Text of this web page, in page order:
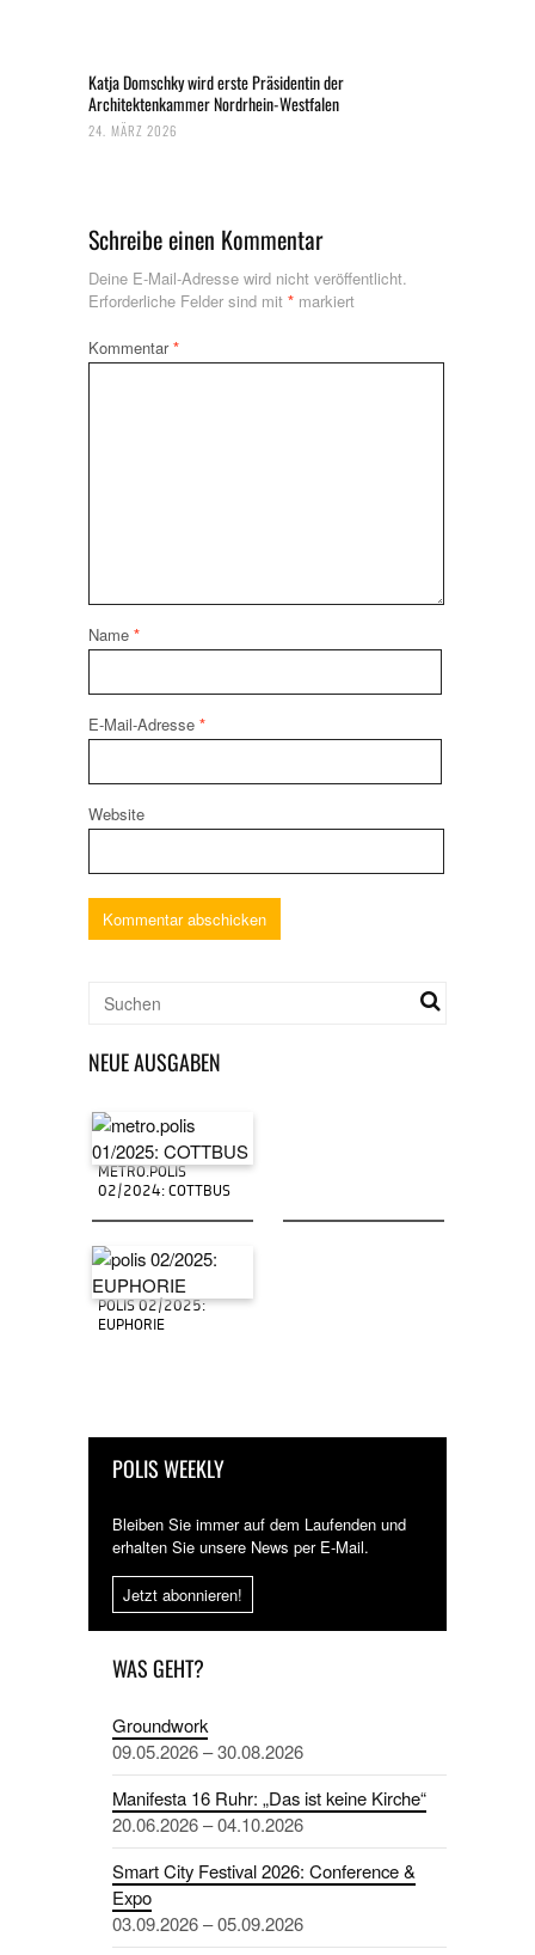
Katja Domschky wird erste Präsidentin der
Architektenkammer Nordrhein-Westfalen
24. MÄRZ 2026
Schreibe einen Kommentar
Deine E-Mail-Adresse wird nicht veröffentlicht.
Erforderliche Felder sind mit * markiert
Kommentar*
Name *
E-Mail-Adresse *
Website
NEUE AUSGABEN
METRO.POLIS
02/2024: COTTBUS
POLIS 02/2025:
EUPHORIE
POLIS WEEKLY
Bleiben Sie immer auf dem Laufenden und
erhalten Sie unsere News per E-Mail.
Jetzt abonnieren!
WAS GEHT?
Groundwork
09.05.2026 – 30.08.2026
Manifesta 16 Ruhr: „Das ist keine Kirche“
20.06.2026 – 04.10.2026
Smart City Festival 2026: Conference &
Expo
03.09.2026 – 05.09.2026